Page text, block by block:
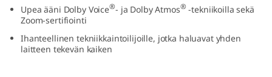
n
Upea ääni Dolby Voice®- ja Dolby Atmos® -tekniikoilla sekä
Zoom-sertifiointi
Ihanteellinen tekniikkaintoilijoille, jotka haluavat yhden
laitteen tekevän kaiken